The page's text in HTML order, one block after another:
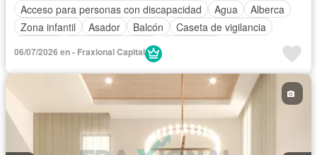
Acceso para personas con discapacidad
Agua
Alberca
Zona infantil
Asador Balcón
Caseta de vigilancia
Cuarto de servicio
Jardín
Recámara con closet
Terraza
06/07/2026 en - Fraxional Capital